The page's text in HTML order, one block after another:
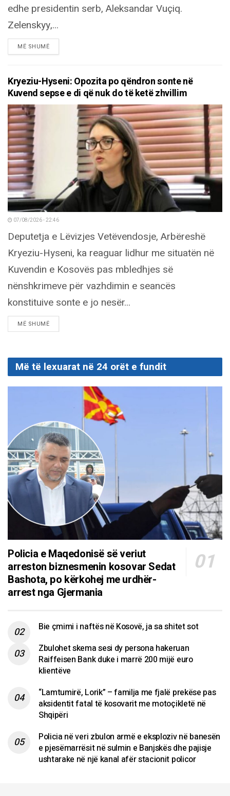
edhe presidentin serb, Aleksandar Vuçiq.
Zelenskyy,...
MË SHUMËDETAILS
Kryeziu-Hyseni: Opozita po qëndron sonte në
Kuvend sepse e di që nuk do të ketë zhvillim
07/08/2026 - 22:46
Deputetja e Lëvizjes Vetëvendosje, Arbëreshë
Kryeziu-Hyseni, ka reaguar lidhur me situatën në
Kuvendin e Kosovës pas mbledhjes së
nënshkrimeve për vazhdimin e seancës
konstituive sonte e jo nesër...
MË SHUMËDETAILS
Më të lexuarat në 24 orët e fundit
Policia e Maqedonisë së veriut
arreston biznesmenin kosovar Sedat
Bashota, po kërkohej me urdhër-
arrest nga Gjermania
Bie çmimi i naftës në Kosovë, ja sa shitet sot
Zbulohet skema sesi dy persona hakeruan
Raiffeisen Bank duke i marrë 200 mijë euro
klientëve
“Lamtumirë, Lorik” – familja me fjalë prekëse pas
aksidentit fatal të kosovarit me motoçikletë në
Shqipëri
Policia në veri zbulon armë e eksploziv në banesën
e pjesëmarrësit në sulmin e Banjskës dhe pajisje
ushtarake në një kanal afër stacionit policor